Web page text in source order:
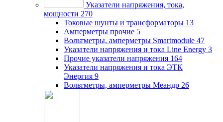
Указатели напряжения, тока,
мощности 270
Токовые шунты и трансформаторы 13
Амперметры прочие 5
Вольтметры, амперметры Smartmodule 47
Указатели напряжения и тока Line Energy 3
Прочие указатели напряжения 164
Указатели напряжения и тока ЭТК
Энергия 9
Вольтметры, амперметры Меандр 26